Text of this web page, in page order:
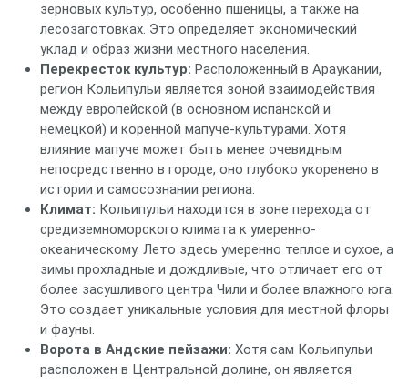
зерновых культур, особенно пшеницы, а также на
лесозаготовках. Это определяет экономический
уклад и образ жизни местного населения.
Перекресток культур: Расположенный в Араукании,
регион Кольипульи является зоной взаимодействия
между европейской (в основном испанской и
немецкой) и коренной мапуче-культурами. Хотя
влияние мапуче может быть менее очевидным
непосредственно в городе, оно глубоко укоренено в
истории и самосознании региона.
Климат: Кольипульи находится в зоне перехода от
средиземноморского климата к умеренно-
океаническому. Лето здесь умеренно теплое и сухое, а
зимы прохладные и дождливые, что отличает его от
более засушливого центра Чили и более влажного юга.
Это создает уникальные условия для местной флоры
и фауны.
Ворота в Андские пейзажи: Хотя сам Кольипульи
расположен в Центральной долине, он является